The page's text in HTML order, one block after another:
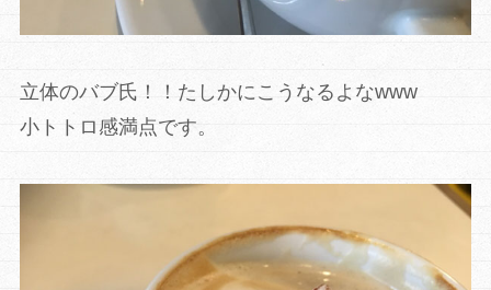
立体のバブ氏！！たしかにこうなるよなwww
小トトロ感満点です。